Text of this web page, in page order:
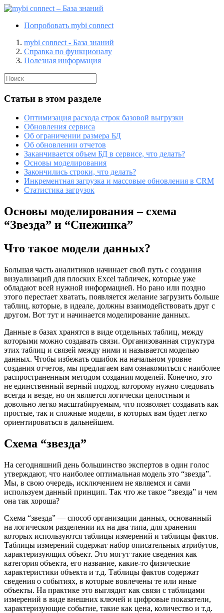
Попробовать mybi connect
mybi connect - База знаний
Справка по функционалу
Полезная информация
Статьи в этом разделе
Оптимизация расхода строк базовой выгрузки
Обновления сервиса
Об ограничении размера БД
Об обновлении отчетов
Заканчивается объем БД в сервисе, что делать?
Основы моделирования
Закончились строки, что делать?
Инкрементная загрузка и массовые обновления в CRM
Статистика загрузок
Основы моделирования – схема
“Звезда” и “Снежинка”
Что такое модели данных?
Большая часть аналитиков начинает свой путь с создания
визуализаций для плоских Excel табличек, которые уже
обладают всей нужной информацией. Но рано или поздно
этого перестает хватать, появляется желание загрузить больше
таблиц, которые, в идеале, должны взаимодействовать друг с
другом. Вот тут и начинается моделирование данных.
Данные в базах хранятся в виде отдельных таблиц, между
которыми можно создавать связи. Организованная структура
этих таблиц и связей между ними и называется моделью
данных. Чтобы избежать ошибок на начальном уровне
создания отчетов, мы предлагаем вам ознакомиться с наиболее
распространенным методом создания моделей. Конечно, это
не единственный верный подход, которому нужно следовать
всегда и везде, но он является логически целостным и
довольно легко масштабируемым, что позволяет создавать как
простые, так и сложные модели, в которых вам будет легко
ориентироваться в дальнейшем.
Схема “звезда”
На сегодняшний день большинство экспертов в один голос
утверждают, что наиболее оптимальная модель это “звезда”.
Мы, в свою очередь, исключением не являемся и сами
используем данный принцип. Так что же такое “звезда” и чем
она так хороша?
Схема “звезда” — способ организации данных, основанный
на логическом разделении их на два типа, для хранения
которых используются таблицы измерений и таблицы фактов.
Таблицы измерений содержат набор описательных атрибутов,
характеризующих объект. Это могут такие сведения как
категория объекта, его название, какие-то физические
характеристики объекта и т.д. Таблицы фактов содержат
сведения о событиях, в которые вовлечены те или иные
объекты. На практике это выглядит как связи с таблицами
измерений в виде внешних ключей и цифровые показатели,
характеризующие событие, такие как цена, количество и т.д.